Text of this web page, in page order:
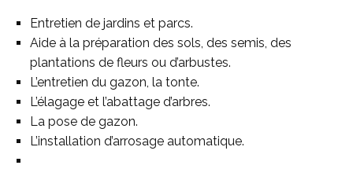
Entretien de jardins et parcs.
Aide à la préparation des sols, des semis, des
plantations de fleurs ou d’arbustes.
L’entretien du gazon, la tonte.
L’élagage et l’abattage d’arbres.
La pose de gazon.
L’installation d’arrosage automatique.